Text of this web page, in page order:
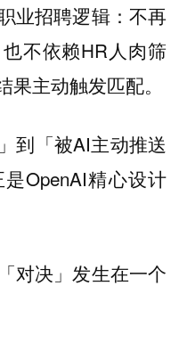
业招聘逻辑：不再
不依赖HR人肉筛
主动触发匹配。
到「被AI主动推送
OpenAI精心设计
对决」发生在一个